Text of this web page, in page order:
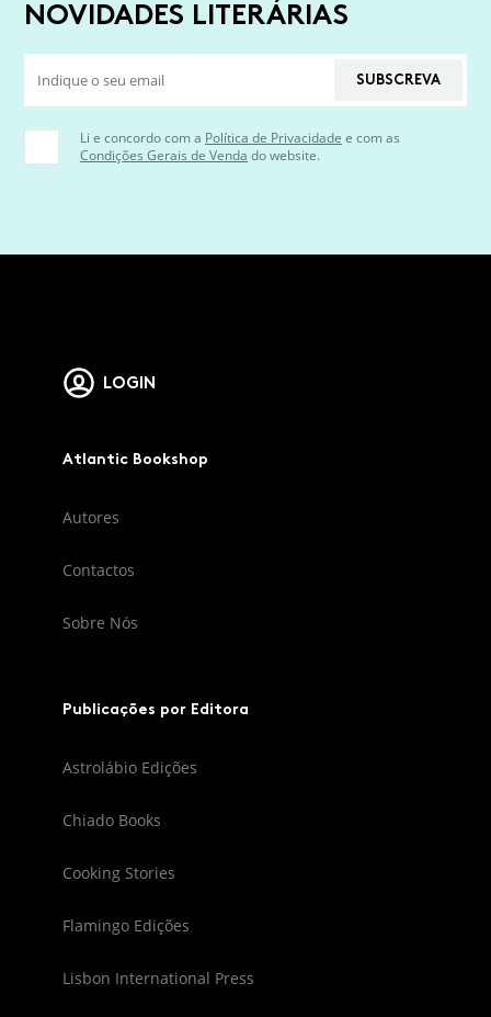
NOVIDADES LITERÁRIAS
SUBSCREVA
Li e concordo com a Política de Privacidade e com as
Condições Gerais de Venda do website.
LOGIN
Atlantic Bookshop
Autores
Contactos
Sobre Nós
Publicações por Editora
Astrolábio Edições
Chiado Books
Cooking Stories
Flamingo Edições
Lisbon International Press